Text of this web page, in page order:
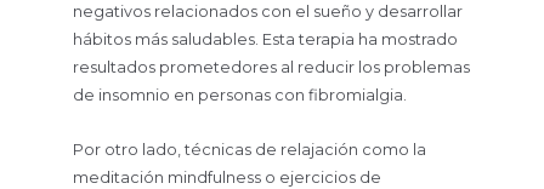
negativos relacionados con el sueño y desarrollar
hábitos más saludables. Esta terapia ha mostrado
resultados prometedores al reducir los problemas
de insomnio en personas con fibromialgia.
Por otro lado, técnicas de relajación como la
meditación mindfulness o ejercicios de